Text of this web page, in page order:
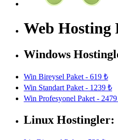
Web Hosting
Windows
Win Bireysel Paket - 619 ₺
Win Standart Paket - 1239 ₺
Win Profesyonel Paket -
Linux Hostingler: